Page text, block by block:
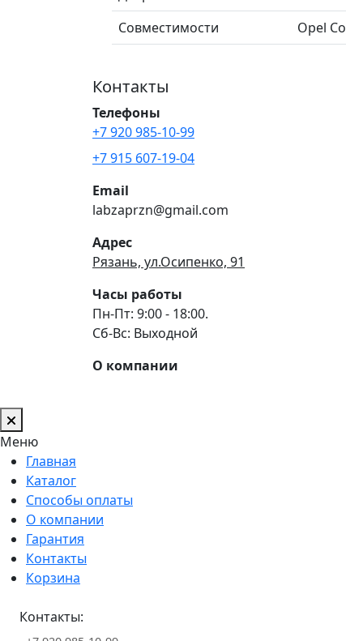
Совместимости
Opel
Контакты
Телефоны
+7 920 985-10-99
+7 915 607-19-04
Email
labzaprzn@gmail.com
Адрес
Рязань, ул.Осипенко, 91
Часы работы
Пн-Пт: 9:00 - 18:00.
Сб-Вс: Выходной
О компании
Меню
Главная
Каталог
Способы оплаты
О компании
Гарантия
Контакты
Корзина
Контакты: